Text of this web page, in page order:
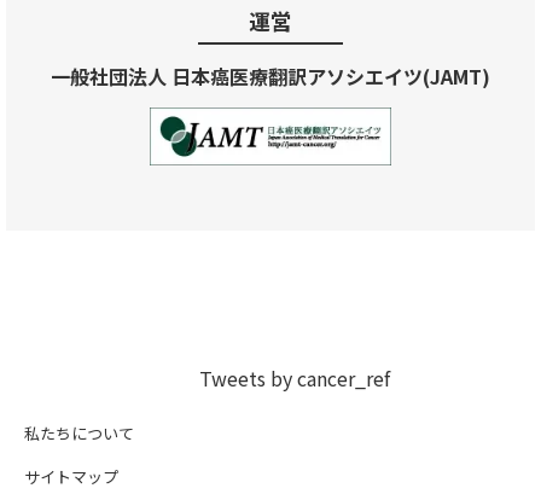
運営
一般社団法人 日本癌医療翻訳アソシエイツ(JAMT)
Tweets by cancer_ref
私たちについて
サイトマップ